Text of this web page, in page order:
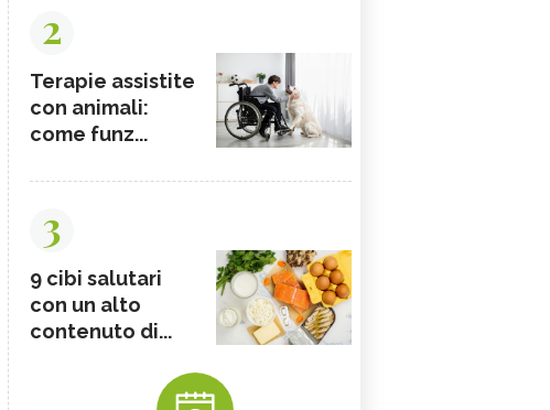
2
Terapie assistite
con animali:
come funz...
3
9 cibi salutari
con un alto
contenuto di...